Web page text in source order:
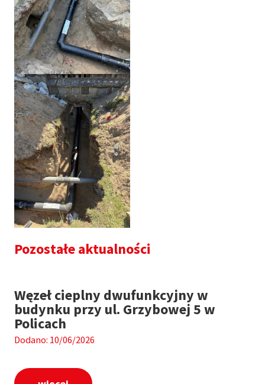
Pozostałe aktualności
Węzeł cieplny dwufunkcyjny w
budynku przy ul. Grzybowej 5 w
Policach
Dodano: 10/06/2026